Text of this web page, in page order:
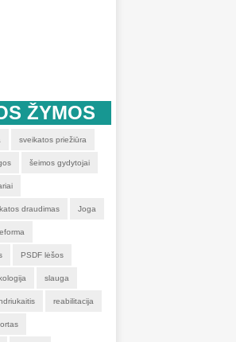
ŽYMOS
sveikatos priežiūra
šeimos gydytojai
draudimas Joga
PSDF lėšos
slauga
reabilitacija